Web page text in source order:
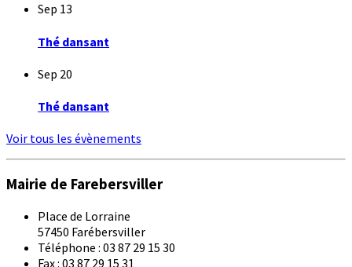
Sep 13
Thé dansant
Sep 20
Thé dansant
Voir tous les évènements
Mairie de Farebersviller
Place de Lorraine
57450 Farébersviller
Téléphone : 03 87 29 15 30
Fax : 03 87 29 15 31